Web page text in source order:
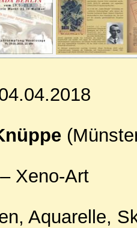
Xeno-Art
Aquarelle,